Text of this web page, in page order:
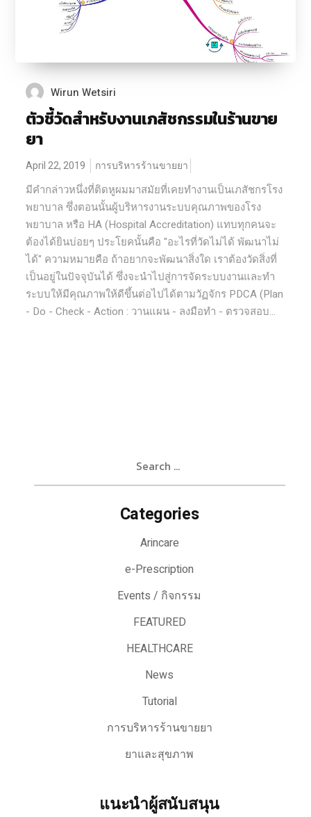
Wirun Wetsiri
ตัวชี้วัดสำหรับงานเภสัชกรรมในร้านขาย
ยา
April 22, 2019 การบริหารร้านขายยา
มีคำกล่าวหนึ่งที่ติดหูผมมาสมัยที่เคยทำงานเป็นเภสัชกรโรง
พยาบาล ซึ่งตอนนั้นผู้บริหารงานระบบคุณภาพของโรง
พยาบาล หรือ HA (Hospital Accreditation) แทบทุกคนจะ
ต้องได้ยินบ่อยๆ ประโยคนั้นคือ "อะไรที่วัดไม่ได้ พัฒนาไม่
ได้" ความหมายคือ ถ้าอยากจะพัฒนาสิ่งใด เราต้องวัดสิ่งที่
เป็นอยู่ในปัจจุบันได้ ซึ่งจะนำไปสู่การจัดระบบงานและทำ
ระบบให้มีคุณภาพให้ดีขึ้นต่อไปได้ตามวัฏจักร PDCA (Plan
- Do - Check - Action : วานแผน - ลงมือทำ - ตรวจสอบ...
Categories
Arincare
e-Prescription
Events / กิจกรรม
FEATURED
HEALTHCARE
News
Tutorial
การบริหารร้านขายยา
ยาและสุขภาพ
แนะนำผู้สนับสนุน